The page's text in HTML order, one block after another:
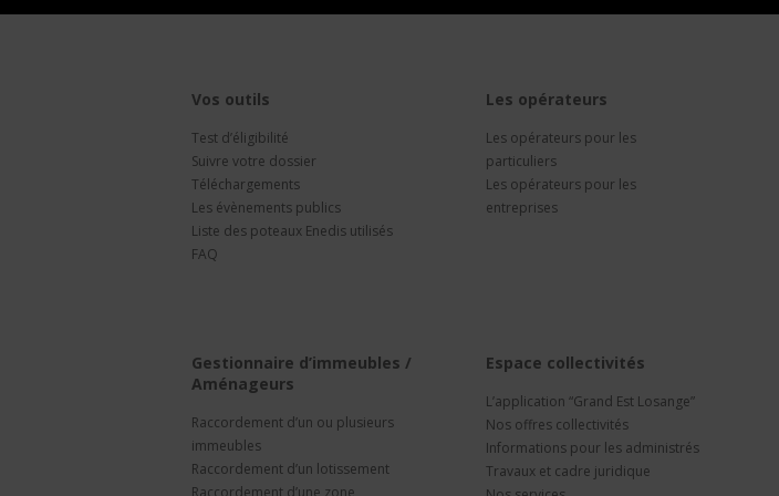
Vos outils
Test d’éligibilité
Suivre votre dossier
Téléchargements
Les évènements publics
Liste des poteaux Enedis utilisés
FAQ
Les opérateurs
Les opérateurs pour les
particuliers
Les opérateurs pour les
entreprises
Gestionnaire d’immeubles /
Aménageurs
Raccordement d’un ou plusieurs
immeubles
Raccordement d’un lotissement
Espace collectivités
L’application “Grand Est Losange”
Nos offres collectivités
Informations pour les administrés
Travaux et cadre juridique